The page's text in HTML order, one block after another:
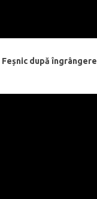
după